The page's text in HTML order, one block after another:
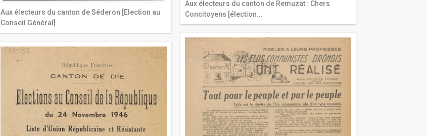
Aux électeurs du canton de Remuzat : Chers
Concitoyens [élection...
Aux électeurs du canton de Séderon [Election au
Conseil Général]